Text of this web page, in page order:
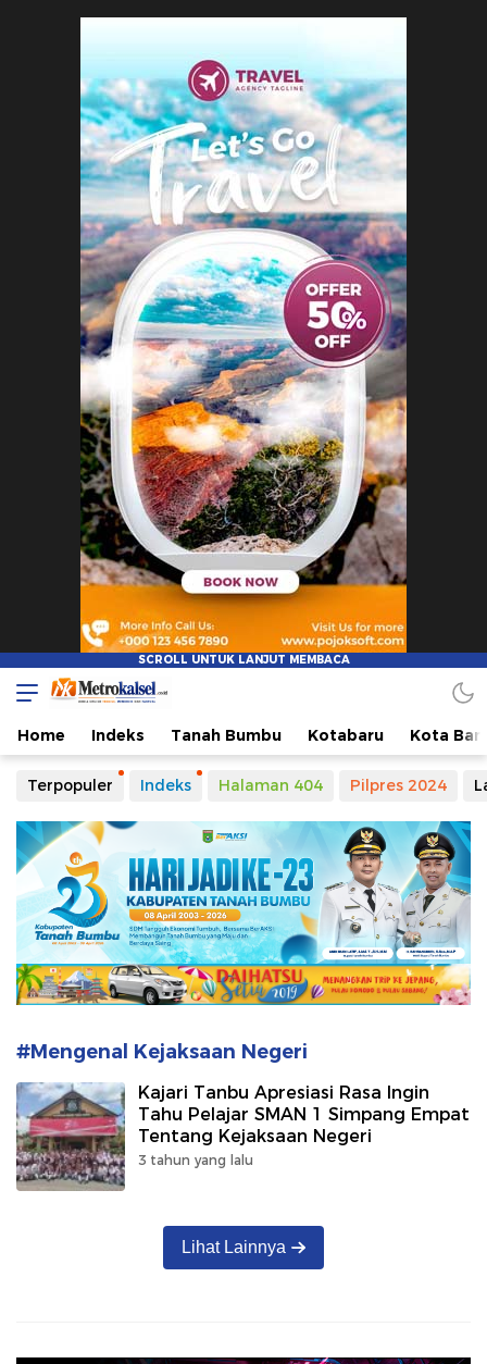
Metro Kalsel
Media Online Terkini, Faktual dan Mendidik
Home Indeks Tanah Bumbu Kotabaru Kota
Terpopuler Indeks Halaman 404 Pilpres 2024
#Mengenal Kejaksaan Negeri
Kajari Tanbu Apresiasi Rasa Ingin
Tahu Pelajar SMAN 1 Simpang Empat
Tentang Kejaksaan Negeri
3 tahun yang lalu
Lihat Lainnya